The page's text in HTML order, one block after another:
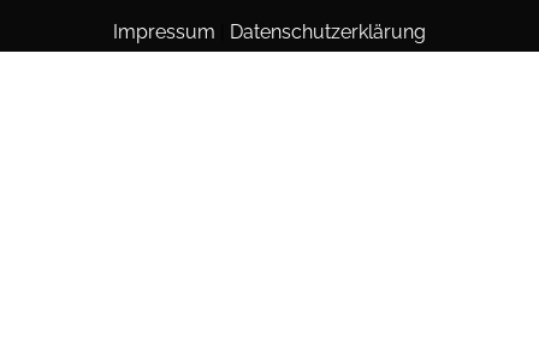
Impressum Datenschutzerklärung